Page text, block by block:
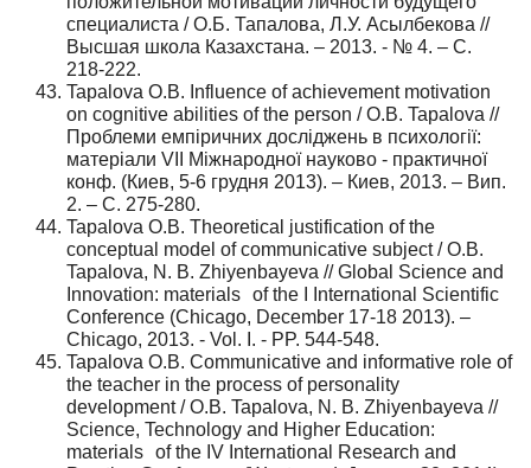
специалиста / О.Б. Тапалова, Л.У. Асылбекова //
Высшая школа Казахстана. – 2013. - № 4. – С.
218-222.
Tapalova O.B. Influence of achievement motivation
on cognitive abilities of the person / O.B. Tapalova //
Проблеми емпіричних досліджень в психології:
матерiали VII Міжнародної науково - практичної
конф. (Киев, 5-6 грудня 2013). – Киев, 2013. – Вип.
2. – С. 275-280.
Tapalova O.B. Theoretical justification of the
conceptual model of communicative subject / O.B.
Tapalova, N. B. Zhiyenbayeva // Global Science and
Innovation: materials of the I International Scientific
Conference (Chicago, December 17-18 2013). –
Chicago, 2013. - Vol. I. - PP. 544-548.
Tapalova O.B. Communicative and informative role of
the teacher in the process of personality
development / O.B. Tapalova, N. B. Zhiyenbayeva //
Science, Technology and Higher Education:
materials of the IV International Research and